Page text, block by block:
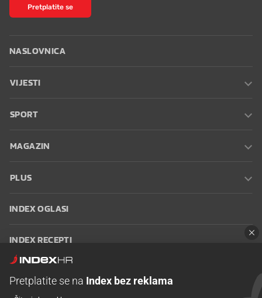
Pretplatite se
NASLOVNICA
VIJESTI
SPORT
MAGAZIN
PLUS
INDEX OGLASI
INDEX RECEPTI
Pretplatite se na Index bez reklama